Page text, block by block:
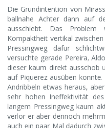
Die Grundintention von
ballnahe Achter dann auf
ausschiebt. Das
Kompaktheit vertikal
Pressingweg dafür
versuchte gerade Pereira,
dieser kaum direkt ausschob
auf Piquerez ausüben
Andribbeln etwas heraus,
sehr hohen Ineffektivität
langem Pressingweg kaum
verlor er aber dennoch
auch ein paar Mal dadurch